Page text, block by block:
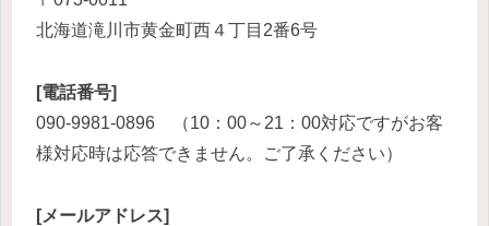
北海道滝川市黄金町西４丁目2番6号
[電話番号]
090-9981-0896 （10：00～21：00対応ですがお客
様対応時は応答できません。ご了承ください）
[メールアドレス]